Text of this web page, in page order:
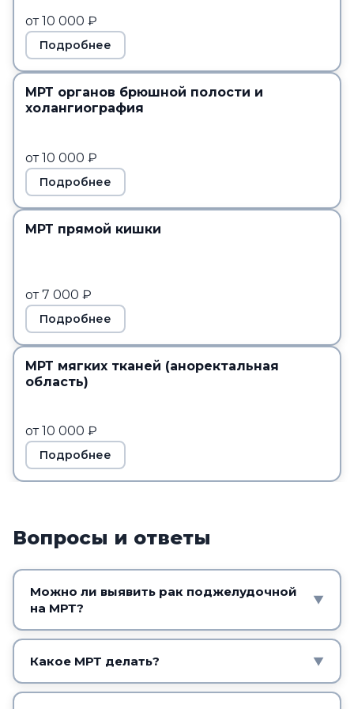
от 10 000 ₽
Подробнее
МРТ органов брюшной полости и
холангиография
от 10 000 ₽
Подробнее
МРТ прямой кишки
от 7 000 ₽
Подробнее
МРТ мягких тканей (аноректальная
область)
от 10 000 ₽
Подробнее
Вопросы и ответы
Можно ли выявить рак поджелудочной
на МРТ?
▼
МРТ, особенно с холангиопанкреатографией,
детально показывает железу и протоки и
помогает выявить образование. Диагноз
Какое МРТ делать? ▼
МРТ поджелудочной железы или брюшной